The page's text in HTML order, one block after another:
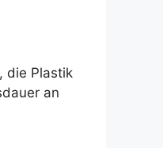
die Plastik
an